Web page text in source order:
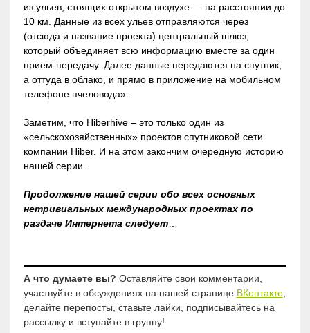
из ульев, стоящих открытом воздухе — на расстоянии до
10 км. Данные из всех ульев отправляются через
(отсюда и название проекта) центральный шлюз,
который объединяет всю информацию вместе за один
прием-передачу. Далее данные передаются на спутник,
а оттуда в облако, и прямо в приложение на мобильном
телефоне пчеловода».
Заметим, что Hiberhive – это только один из
«сельскохозяйственных» проектов спутниковой сети
компании Hiber. И на этом закончим очередную историю
нашей серии.
Продолжение нашей серии обо всех основных
нетривиальных международных проектах по
раздаче Интернета следует…
А что думаете вы? Оставляйте свои комментарии,
участвуйте в обсуждениях на нашей странице ВКонтакте,
делайте перепосты, ставьте лайки, подписывайтесь на
рассылку и вступайте в группу!